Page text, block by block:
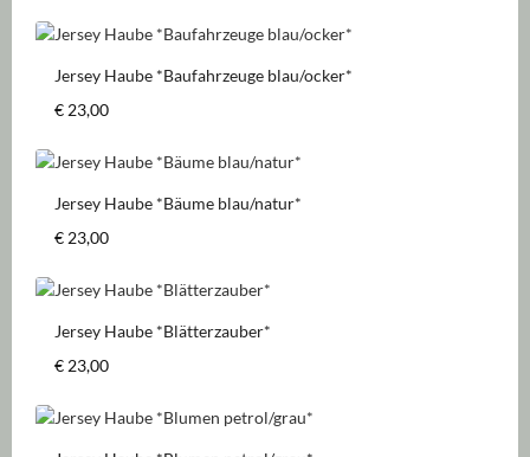
Jersey Haube *Baufahrzeuge blau/ocker*
Regulärer Preis:
€ 23,00
Jersey Haube *Bäume blau/natur*
Regulärer Preis:
€ 23,00
Jersey Haube *Blätterzauber*
Regulärer Preis:
€ 23,00